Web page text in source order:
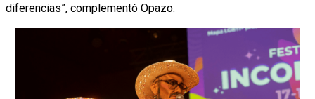
diferencias”, complementó Opazo.